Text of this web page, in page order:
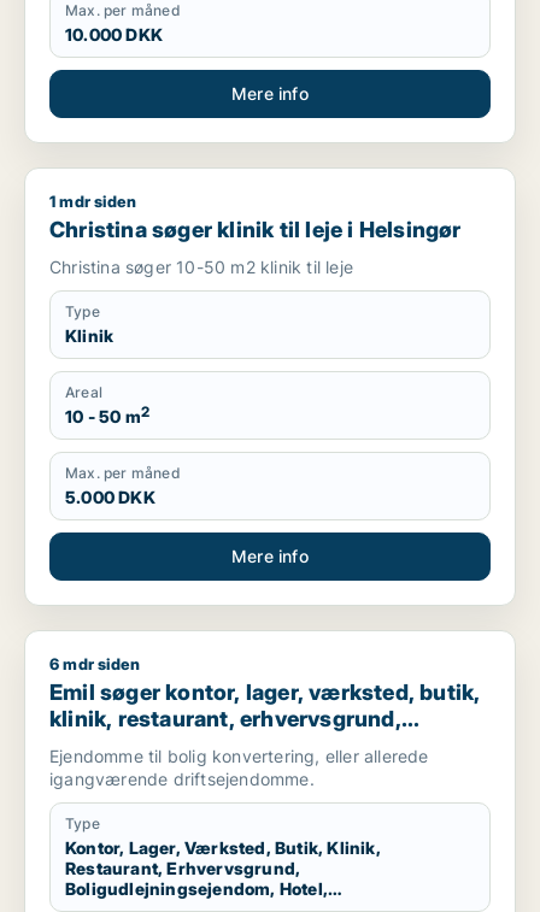
Max. per måned
10.000 DKK
Mere info
Christina søger klinik til leje i Helsingør
1 mdr siden
Christina søger klinik til leje i Helsingør
Christina søger 10-50 m2 klinik til leje
Type
Klinik
Areal
10 - 50 m2
Max. per måned
5.000 DKK
Mere info
Emil søger kontor, lager, værksted, butik, klinik,
6 mdr siden
Emil søger kontor, lager, værksted, butik,
klinik, restaurant, erhvervsgrund,
boligudlejningsejendom, hotel,
produktionslokaler eller garage til salg i
Nordsjælland
Ejendomme til bolig konvertering, eller allerede
igangværende driftsejendomme.
Type
Kontor, Lager, Værksted, Butik, Klinik,
Restaurant, Erhvervsgrund,
Boligudlejningsejendom, Hotel,